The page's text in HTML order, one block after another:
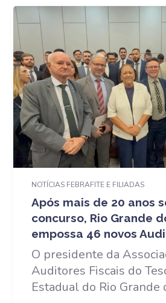
NOTÍCIAS FEBRAFITE E FILIADAS
Após mais de 20 anos
concurso, Rio Grande
empossa 46 novos
O presidente da
Auditores Fiscais do
Estadual do Rio